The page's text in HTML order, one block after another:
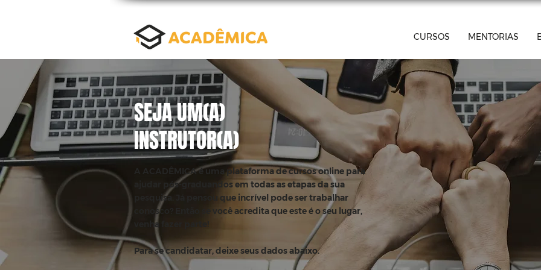
CURSOS MENTORIAS
SEJA UM(A)
INSTRUTOR(A)
A ACADÊMICA é uma plataforma de cursos online para
ajudar pós-graduandos em todas as etapas da sua
pesquisa. Já pensou que incrível pode ser trabalhar
conosco? Então se você acredita que este é o seu lugar,
venha fazer parte!
Para se candidatar, deixe seus dados abaixo.